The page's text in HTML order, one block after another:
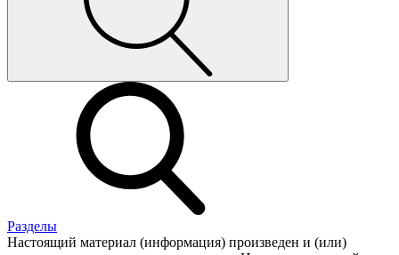
Разделы
Настоящий материал (информация) произведен и (или)